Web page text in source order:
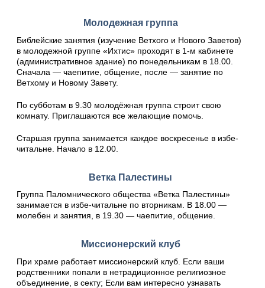
Молодежная группа
Библейские занятия (изучение Ветхого и Нового Заветов)
в молодежной группе «Ихтис» проходят в 1-м кабинете
(административное здание) по понедельникам в 18.00.
Сначала — чаепитие, общение, после — занятие по
Ветхому и Новому Завету.
По субботам в 9.30 молодёжная группа строит свою
комнату. Приглашаются все желающие помочь.
Старшая группа занимается каждое воскресенье в избе-
читальне. Начало в 12.00.
Ветка Палестины
Группа Паломнического общества «Ветка Палестины»
занимается в избе-читальне по вторникам. В 18.00 —
молебен и занятия, в 19.30 — чаепитие, общение.
Миссионерский клуб
При храме работает миссионерский клуб. Если ваши
родственники попали в нетрадиционное религиозное
объединение, в секту; Если вам интересно узнавать